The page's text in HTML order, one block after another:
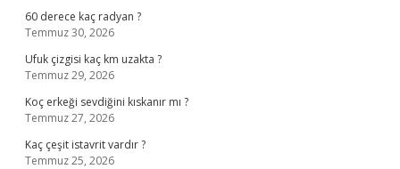
60 derece kaç radyan ?
Temmuz 30, 2026
Ufuk çizgisi kaç km uzakta ?
Temmuz 29, 2026
Koç erkeği sevdiğini kıskanır mı ?
Temmuz 27, 2026
Kaç çeşit istavrit vardır ?
Temmuz 25, 2026